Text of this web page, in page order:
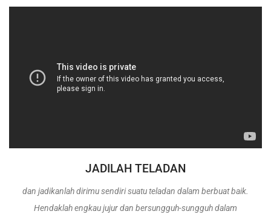
JADILAH TELADAN
dan jadikanlah dirimu sendiri suatu teladan dalam berbuat baik.
Hendaklah engkau jujur dan bersungguh-sungguh dalam